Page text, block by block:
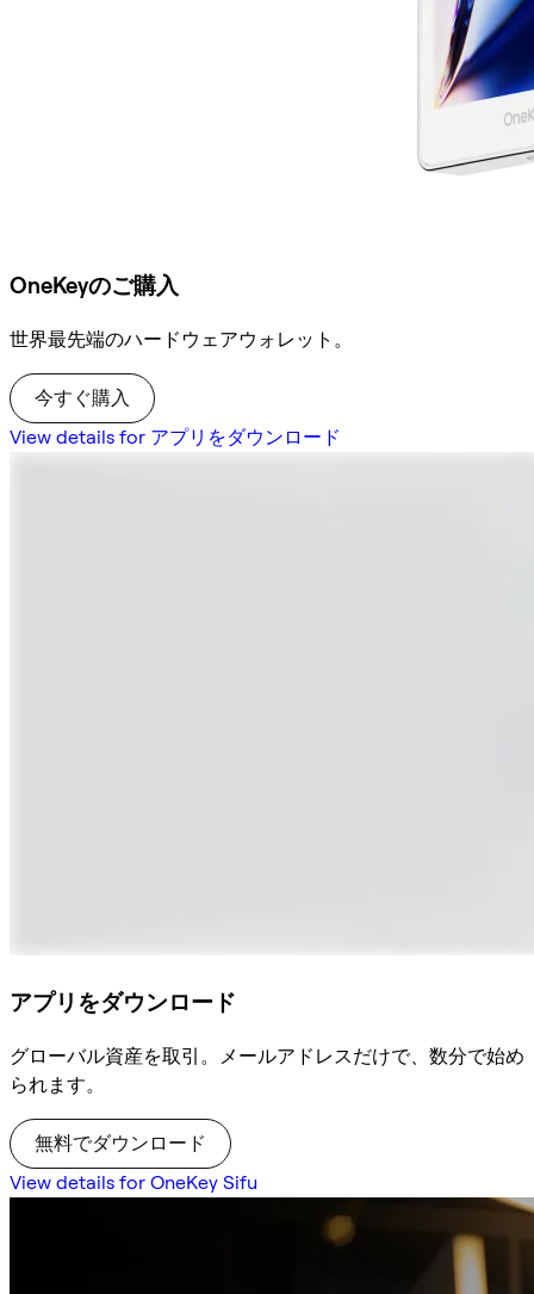
OneKeyのご購入
世界最先端のハードウェアウォレット。
今すぐ購入
View details for アプリをダウンロード
アプリをダウンロード
グローバル資産を取引。メールアドレスだけで、数分で始め
られます。
無料でダウンロード
View details for OneKey Sifu